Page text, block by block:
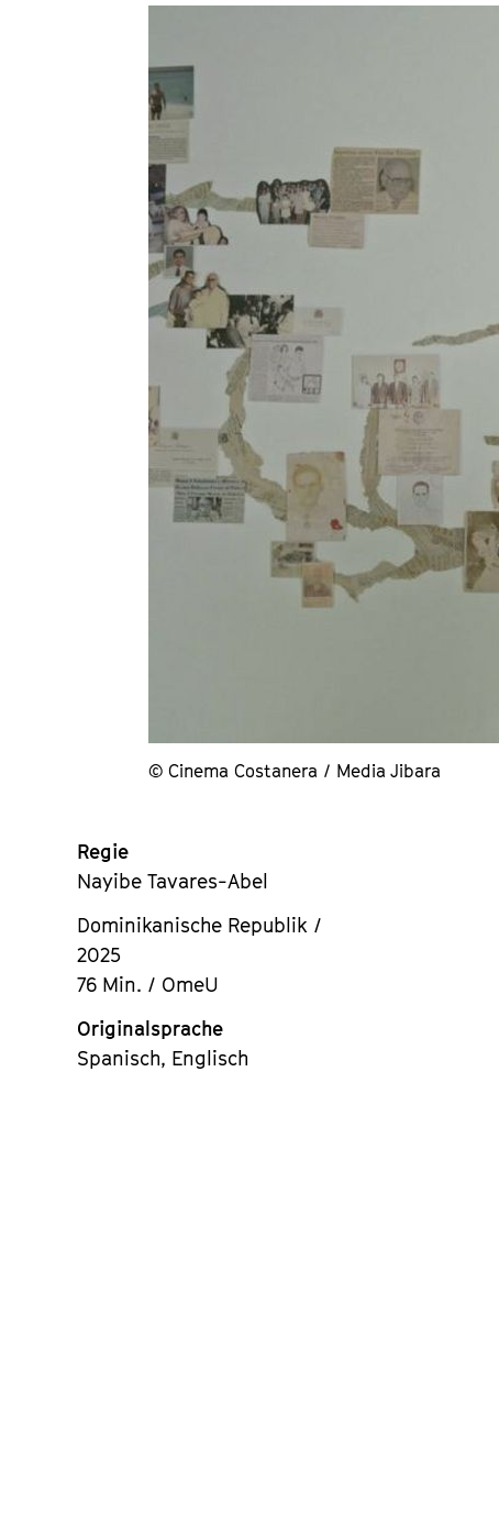
© Cinema Costanera / Media Jibara
Regie
Nayibe Tavares-Abel
Dominikanische Republik /
2025
76 Min. / OmeU
Originalsprache
Spanisch, Englisch